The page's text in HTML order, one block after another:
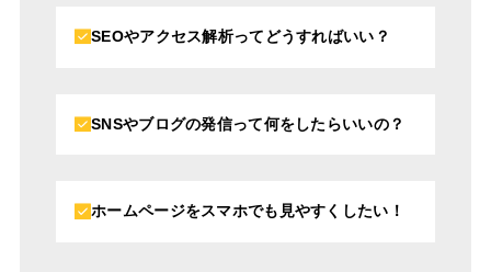
SEOやアクセス解析ってどうすればいい？
SNSやブログの発信って何をしたらいいの？
ホームページをスマホでも見やすくしたい！